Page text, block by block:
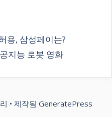
용, 삼성페이는?
지능 로봇 영화
• 제작됨 GeneratePress